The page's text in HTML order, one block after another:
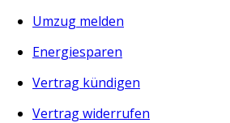
Umzug melden
Energiesparen
Vertrag kündigen
Vertrag widerrufen